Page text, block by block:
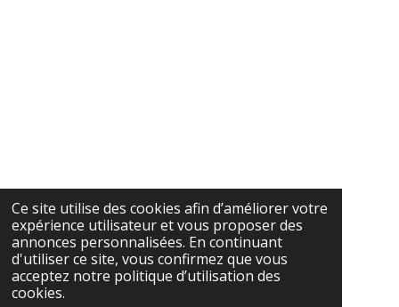
Ce site utilise des cookies afin d’améliorer votre
expérience utilisateur et vous proposer des
annonces personnalisées. En continuant
d'utiliser ce site, vous confirmez que vous
acceptez notre politique d’utilisation des
cookies.